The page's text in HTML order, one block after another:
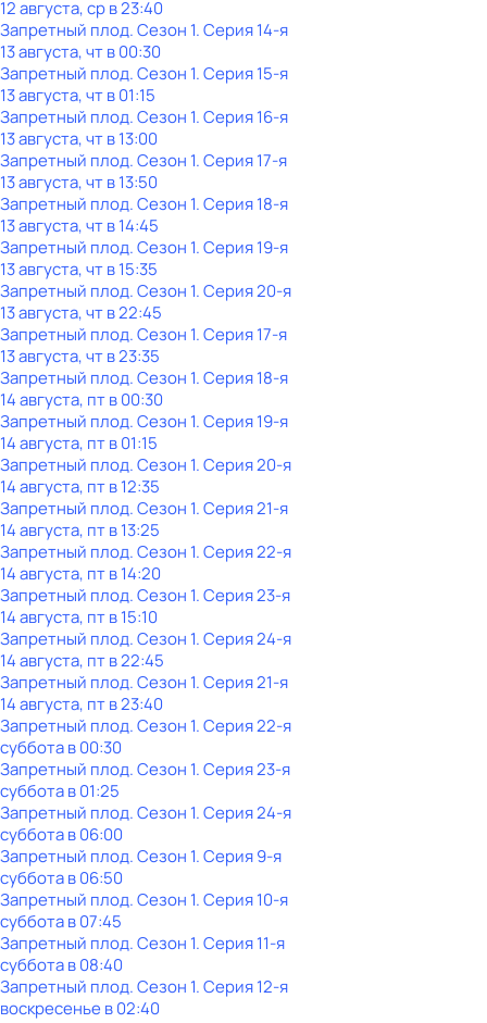
12 августа, ср в 23:40
Запретный плод. Сезон 1. Серия 14-я
13 августа, чт в 00:30
Запретный плод. Сезон 1. Серия 15-я
13 августа, чт в 01:15
Запретный плод. Сезон 1. Серия 16-я
13 августа, чт в 13:00
Запретный плод. Сезон 1. Серия 17-я
13 августа, чт в 13:50
Запретный плод. Сезон 1. Серия 18-я
13 августа, чт в 14:45
Запретный плод. Сезон 1. Серия 19-я
13 августа, чт в 15:35
Запретный плод. Сезон 1. Серия 20-я
13 августа, чт в 22:45
Запретный плод. Сезон 1. Серия 17-я
13 августа, чт в 23:35
Запретный плод. Сезон 1. Серия 18-я
14 августа, пт в 00:30
Запретный плод. Сезон 1. Серия 19-я
14 августа, пт в 01:15
Запретный плод. Сезон 1. Серия 20-я
14 августа, пт в 12:35
Запретный плод. Сезон 1. Серия 21-я
14 августа, пт в 13:25
Запретный плод. Сезон 1. Серия 22-я
14 августа, пт в 14:20
Запретный плод. Сезон 1. Серия 23-я
14 августа, пт в 15:10
Запретный плод. Сезон 1. Серия 24-я
14 августа, пт в 22:45
Запретный плод. Сезон 1. Серия 21-я
14 августа, пт в 23:40
Запретный плод. Сезон 1. Серия 22-я
субботав00:30
Запретный плод. Сезон 1. Серия 23-я
субботав01:25
Запретный плод. Сезон 1. Серия 24-я
субботав06:00
Запретный плод. Сезон 1. Серия 9-я
субботав06:50
Запретный плод. Сезон 1. Серия 10-я
субботав07:45
Запретный плод. Сезон 1. Серия 11-я
субботав08:40
Запретный плод. Сезон 1. Серия 12-я
воскресенье в02:40